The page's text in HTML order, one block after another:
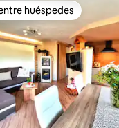
huéspedes
huéspedes